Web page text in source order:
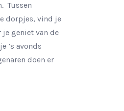
Tussen
dorpjes, vind je
geniet van de
’s avonds
doen er